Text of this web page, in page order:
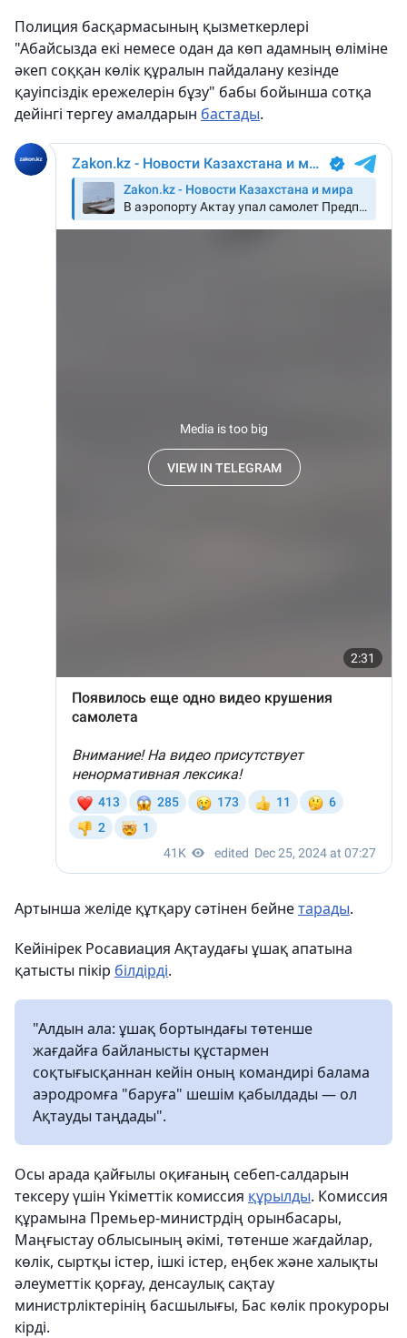
Полиция басқармасының қызметкерлері
"Абайсызда екі немесе одан да көп адамның өліміне
әкеп соққан көлік құралын пайдалану кезінде
қауіпсіздік ережелерін бұзу" бабы бойынша сотқа
дейінгі тергеу амалдарын бастады.
Артынша желіде құтқару сәтінен бейнетарады.
Кейінірек Росавиация Ақтаудағы ұшақ апатына
қатысты пікір білдірді.
"Алдын ала: ұшақ бортындағы төтенше
жағдайға байланысты құстармен
соқтығысқаннан кейін оның командирі балама
аэродромға "баруға" шешім қабылдады — ол
Ақтауды таңдады".
Осы арада қайғылы оқиғаның себеп-салдарын
тексеру үшін Үкіметтік комиссия құрылды. Комиссия
құрамына Премьер-министрдің орынбасары,
Маңғыстау облысының әкімі, төтенше жағдайлар,
көлік, сыртқы істер, ішкі істер, еңбек және халықты
әлеуметтік қорғау, денсаулық сақтау
министрліктерінің басшылығы, Бас көлік прокуроры
кірді.